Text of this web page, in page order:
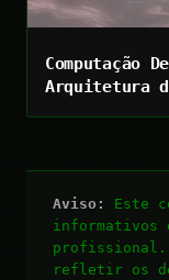
Computação
Arquitetura
Aviso:
Este
informativos
profissional.
refletir os